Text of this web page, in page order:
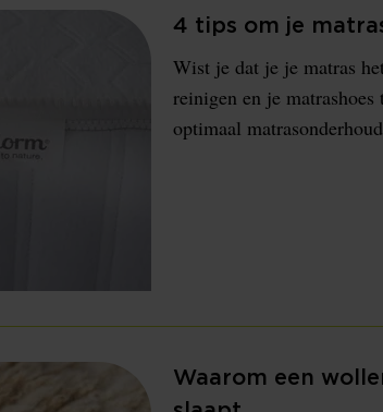
4 tips om je
Wist je dat je je matras
reinigen en je
optimaal
Waarom een